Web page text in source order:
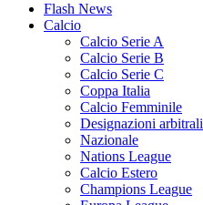
Flash News
Calcio
Calcio Serie A
Calcio Serie B
Calcio Serie C
Coppa Italia
Calcio Femminile
Designazioni arbitrali
Nazionale
Nations League
Calcio Estero
Champions League